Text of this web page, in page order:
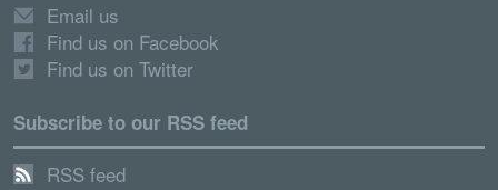
Email us
Find us on Facebook
Find us on Twitter
Subscribe to our RSS feed
RSS feed